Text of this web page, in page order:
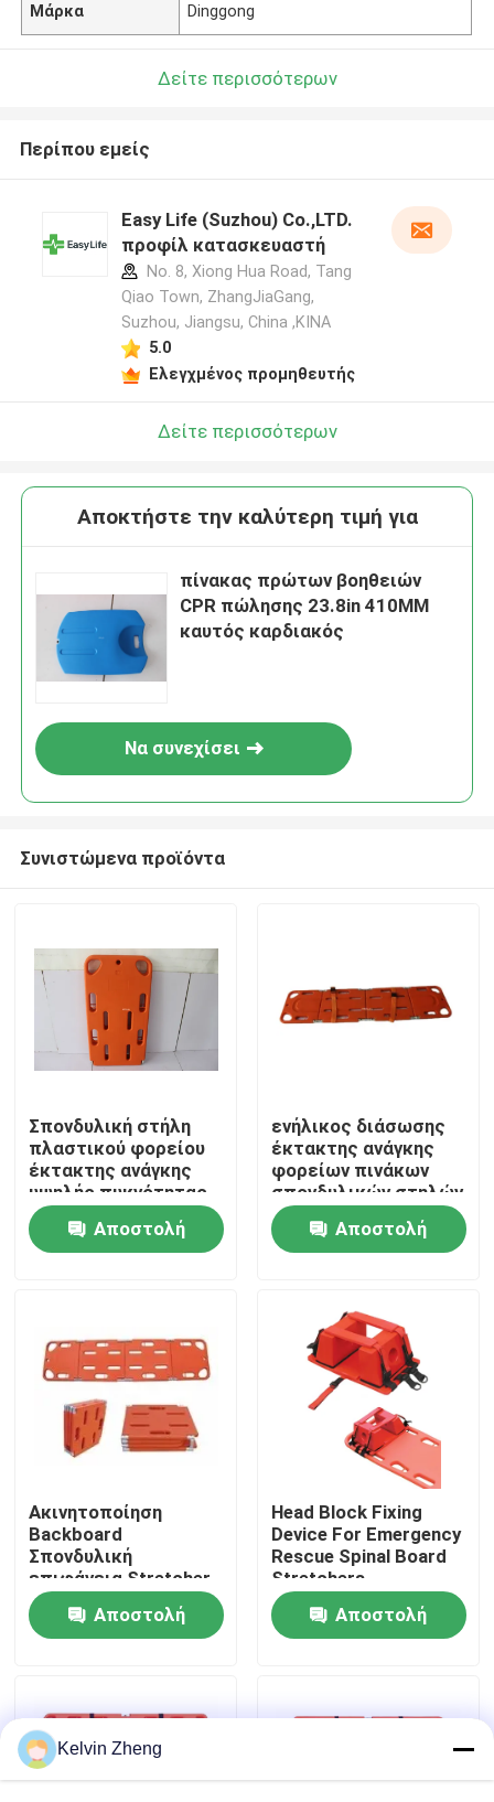
Σπίτι
Προϊόντα
Σχετικά με εμάς
Επισκέψεις στο εργοστάσιο
Έλεγχος ποιότητας
Επικοινωνήστε μαζί μας
Υποθέσεις
Μάρκα Dinggong
Δείτε περισσότερων
Περίπου εμείς
Easy Life (Suzhou) Co.,LTD.
προφίλ κατασκευαστή
No. 8, Xiong Hua Road, Tang
Qiao Town, ZhangJiaGang,
Suzhou, Jiangsu, China ,ΚΙΝΑ
5.0
Ελεγχμένος προμηθευτής
Δείτε περισσότερων
Αποκτήστε την καλύτερη τιμή για
πίνακας πρώτων βοηθειών
CPR πώλησης 23.8in 410MM
καυτός καρδιακός
Να συνεχίσει
Συνιστώμενα προϊόντα
Σπονδυλική στήλη
πλαστικού φορείου
έκτακτης ανάγκης
υψηλής πυκνότητας
με διείσδυση
ακτίνων Χ και ΤΜ
Αποστολή
ενήλικος διάσωσης
έκτακτης ανάγκης
φορείων πινάκων
σπονδυλικών στηλών
φορείων εκκένωσης
έκτακτης ανάγκης
20in
Αποστολή
Ακινητοποίηση
Backboard
Σπονδυλική
επιφάνεια Stretcher
Μεταφορά ασθενούς
με Head Immobilizer
Αποστολή
Head Block Fixing
Device For Emergency
Rescue Spinal Board
Stretchers
Αποστολή
Kelvin Zheng